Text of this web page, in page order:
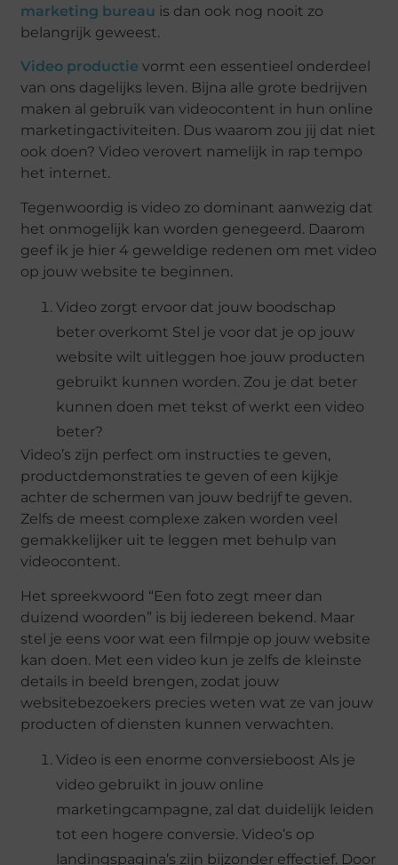
marketing bureau is dan ook nog nooit zo
belangrijk geweest.
Video productie vormt een essentieel onderdeel
van ons dagelijks leven. Bijna alle grote bedrijven
maken al gebruik van videocontent in hun online
marketingactiviteiten. Dus waarom zou jij dat niet
ook doen? Video verovert namelijk in rap tempo
het internet.
Tegenwoordig is video zo dominant aanwezig dat
het onmogelijk kan worden genegeerd. Daarom
geef ik je hier 4 geweldige redenen om met video
op jouw website te beginnen.
Video zorgt ervoor dat jouw boodschap
beter overkomt Stel je voor dat je op jouw
website wilt uitleggen hoe jouw producten
gebruikt kunnen worden. Zou je dat beter
kunnen doen met tekst of werkt een video
beter?
Video’s zijn perfect om instructies te geven,
productdemonstraties te geven of een kijkje
achter de schermen van jouw bedrijf te geven.
Zelfs de meest complexe zaken worden veel
gemakkelijker uit te leggen met behulp van
videocontent.
Het spreekwoord “Een foto zegt meer dan
duizend woorden” is bij iedereen bekend. Maar
stel je eens voor wat een filmpje op jouw website
kan doen. Met een video kun je zelfs de kleinste
details in beeld brengen, zodat jouw
websitebezoekers precies weten wat ze van jouw
producten of diensten kunnen verwachten.
Video is een enorme conversieboost Als je
video gebruikt in jouw online
marketingcampagne, zal dat duidelijk leiden
tot een hogere conversie. Video’s op
landingspagina’s zijn bijzonder effectief. Door